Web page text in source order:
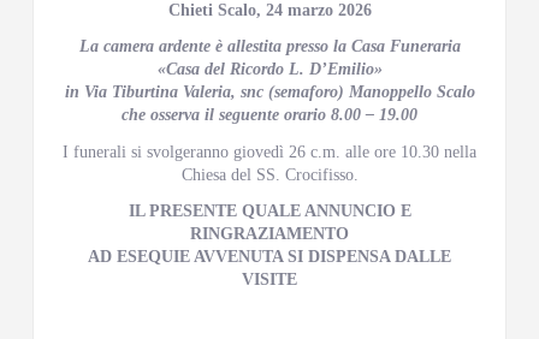
Chieti Scalo, 24 marzo 2026
La camera ardente è allestita presso la Casa Funeraria
«Casa del Ricordo L. D’Emilio»
in Via Tiburtina Valeria, snc (semaforo) Manoppello Scalo
che osserva il seguente orario 8.00 – 19.00
I funerali si svolgeranno giovedì 26 c.m. alle ore 10.30 nella
Chiesa del SS. Crocifisso.
IL PRESENTE QUALE ANNUNCIO E
RINGRAZIAMENTO
AD ESEQUIE AVVENUTA SI DISPENSA DALLE
VISITE